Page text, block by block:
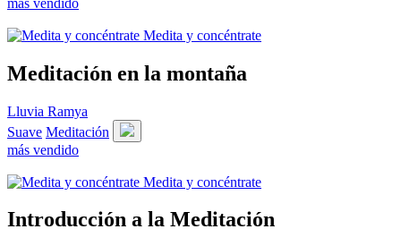
Medita y concéntrate
Meditación en la montaña
Lluvia Ramya
Suave Meditación
más vendido
Medita y concéntrate
Introducción a la Meditación